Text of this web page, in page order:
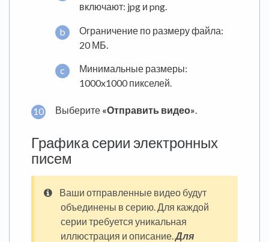
включают: jpg и png.
Ограничение по размеру файла:
20 МБ.
Минимальные размеры:
1000x1000 пикселей.
Выберите «Отправить видео»
Графика серии электронных
писем
Ваши отправленные видео будут
объединены в серию. Для каждой
серии требуется уникальная
иллюстрация и описание. Для